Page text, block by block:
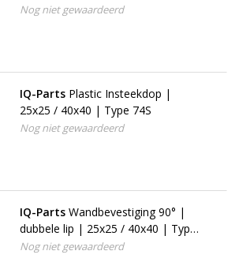
Nog niet gewaardeerd
IQ-Parts Plastic Insteekdop |
25x25 / 40x40 | Type 74S
Nog niet gewaardeerd
IQ-Parts Wandbevestiging 90° |
dubbele lip | 25x25 / 40x40 | Type
57S
Nog niet gewaardeerd